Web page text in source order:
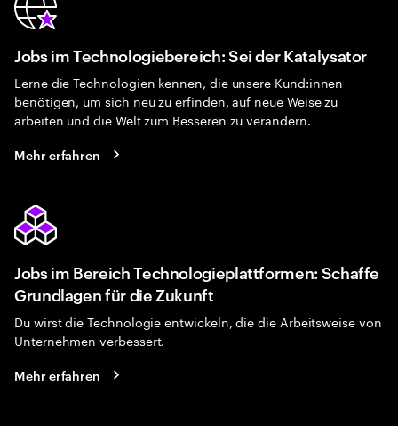
Jobs im Technologiebereich: Sei der Katalysator
Lerne die Technologien kennen, die unsere Kund:innen
benötigen, um sich neu zu erfinden, auf neue Weise zu
arbeiten und die Welt zum Besseren zu verändern.
Mehr erfahren
Jobs im Bereich Technologieplattformen: Schaffe
Grundlagen für die Zukunft
Du wirst die Technologie entwickeln, die die Arbeitsweise von
Unternehmen verbessert.
Mehr erfahren